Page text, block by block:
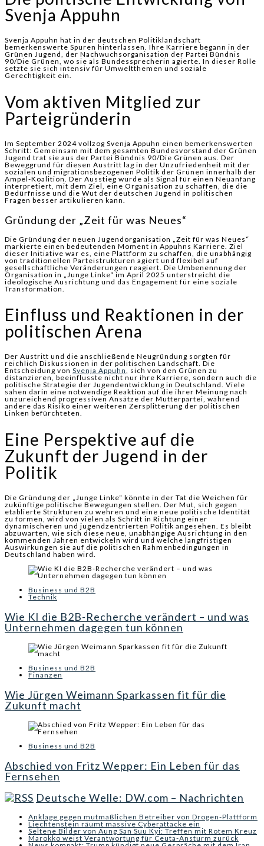
Svenja Appuhn
Svenja Appuhn hat in der deutschen Politiklandschaft
bemerkenswerte Spuren hinterlassen. Ihre Karriere begann in der
Grünen Jugend, der Nachwuchsorganisation der Partei Bündnis
90/Die Grünen, wo sie als Bundessprecherin agierte. In dieser Rolle
setzte sie sich intensiv für Umweltthemen und soziale
Gerechtigkeit ein.
Vom aktiven Mitglied zur
Parteigründerin
Im September 2024 vollzog Svenja Appuhn einen bemerkenswerten
Schritt: Gemeinsam mit dem gesamten Bundesvorstand der Grünen
Jugend trat sie aus der Partei Bündnis 90/Die Grünen aus. Der
Beweggrund für diesen Austritt lag in der Unzufriedenheit mit der
sozialen und migrationsbezogenen Politik der Grünen innerhalb der
Ampel-Koalition. Der Ausstieg wurde als Signal für einen Neuanfang
interpretiert, mit dem Ziel, eine Organisation zu schaffen, die die
Bedürfnisse und die Wut der deutschen Jugend in politischen
Fragen besser artikulieren kann.
Gründung der „Zeit für was Neues“
Die Gründung der neuen Jugendorganisation „Zeit für was Neues“
markierte einen bedeutenden Moment in Appuhns Karriere. Ziel
dieser Initiative war es, eine Plattform zu schaffen, die unabhängig
von traditionellen Parteistrukturen agiert und flexibel auf
gesellschaftliche Veränderungen reagiert. Die Umbenennung der
Organisation in „Junge Linke“ im April 2025 unterstreicht die
ideologische Ausrichtung und das Engagement für eine soziale
Transformation.
Einfluss und Reaktionen in der
politischen Arena
Der Austritt und die anschließende Neugründung sorgten für
reichlich Diskussionen in der politischen Landschaft. Die
Entscheidung von Svenja Appuhn, sich von den Grünen zu
distanzieren, beeinflusste nicht nur ihre Karriere, sondern auch die
politische Strategie der Jugendentwicklung in Deutschland. Viele
sahen darin eine notwendige Reaktion auf die ihrer Meinung nach
unzureichend progressiven Ansätze der Mutterpartei, während
andere das Risiko einer weiteren Zersplitterung der politischen
Linken befürchteten.
Eine Perspektive auf die
Zukunft der Jugend in der
Politik
Die Gründung der „Junge Linke“ könnte in der Tat die Weichen für
zukünftige politische Bewegungen stellen. Der Mut, sich gegen
etablierte Strukturen zu wehren und eine neue politische Identität
zu formen, wird von vielen als Schritt in Richtung einer
dynamischeren und jugendzentrierten Politik angesehen. Es bleibt
abzuwarten, wie sich diese neue, unabhängige Ausrichtung in den
kommenden Jahren entwickeln wird und welche langfristigen
Auswirkungen sie auf die politischen Rahmenbedingungen in
Deutschland haben wird.
Business und B2B
Technik
Wie KI die B2B-Recherche verändert – und was
Unternehmen dagegen tun können
Business und B2B
Finanzen
Wie Jürgen Weimann Sparkassen fit für die
Zukunft macht
Business und B2B
Abschied von Fritz Wepper: Ein Leben für das
Fernsehen
Deutsche Welle: DW.com – Nachrichten
Anklage gegen mutmaßlichen Betreiber von Drogen-Plattform
Liechtenstein räumt massive Cyberattacke ein
Seltene Bilder von Aung San Suu Kyi: Treffen mit Rotem Kreuz
Marokko weist Verantwortung für Ceuta-Ansturm zurück